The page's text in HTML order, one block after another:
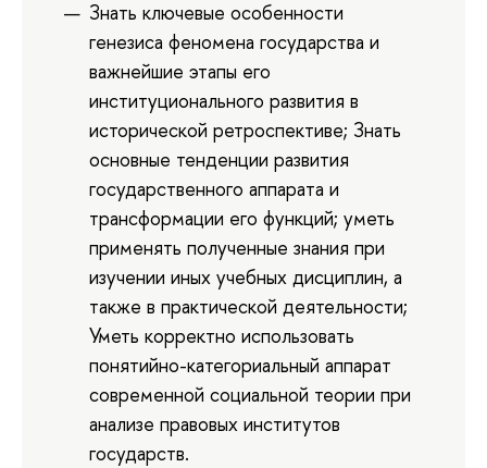
Знать ключевые особенности
генезиса феномена государства и
важнейшие этапы его
институционального развития в
исторической ретроспективе; Знать
основные тенденции развития
государственного аппарата и
трансформации его функций; уметь
применять полученные знания при
изучении иных учебных дисциплин, а
также в практической деятельности;
Уметь корректно использовать
понятийно-категориальный аппарат
современной социальной теории при
анализе правовых институтов
государств.